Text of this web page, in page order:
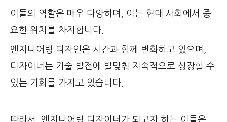
이들의 역할은 매우 다양하며, 이는 현대 사회에서 중
요한 위치를 차지합니다.
엔지니어링 디자인은 시간과 함께 변화하고 있으며,
디자이너는 기술 발전에 발맞춰 지속적으로 성장할 수
있는 기회를 가지고 있습니다.
따라서, 엔지니어링 디자이너가 되고자 하는 이들은